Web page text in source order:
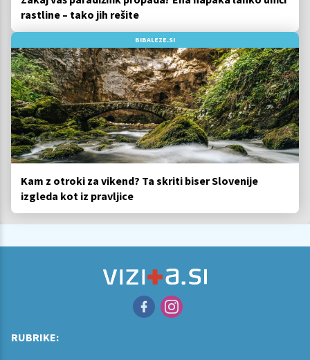
rastline – tako jih rešite
BIBALEZE.SI
Kam z otroki za vikend? Ta skriti biser Slovenije
izgleda kot iz pravljice
RUBRIKE: